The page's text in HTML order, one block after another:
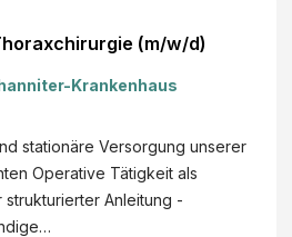
(m/w/d)
Krankenhaus
stationäre Versorgung unserer
Operative Tätigkeit als
Anleitung -